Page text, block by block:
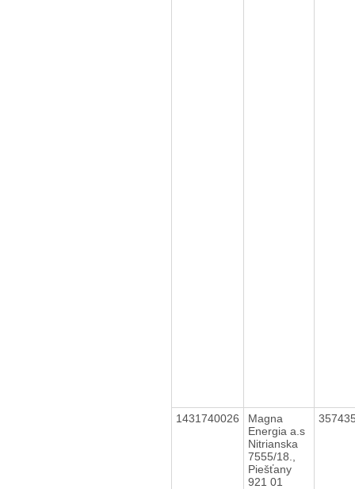
1431740026
Magna
Energia a.s
Nitrianska
7555/18.,
Piešťany
921 01